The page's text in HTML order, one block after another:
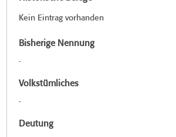
Kein Eintrag vorhanden
Bisherige Nennung
-
Volkstümliches
-
Deutung